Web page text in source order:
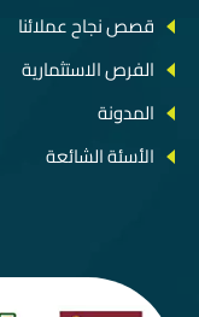
قصص نجاح عملائنا
الفرص الاستثمارية
المدونة
الأسئة الشائعة